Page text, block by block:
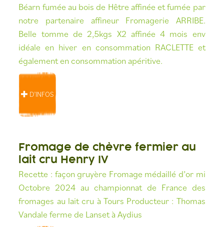
Béarn fumée au bois de Hêtre affinée et fumée par
notre partenaire affineur Fromagerie ARRIBE.
Belle tomme de 2,5kgs X2 affinée 4 mois env
idéale en hiver en consommation RACLETTE et
également en consommation apéritive.
D’INFOS
Fromage de chèvre fermier au
lait cru Henry IV
Recette : façon gruyère Fromage médaillé d’or mi
Octobre 2024 au championnat de France des
fromages au lait cru à Tours Producteur : Thomas
Vandale ferme de Lanset à Aydius